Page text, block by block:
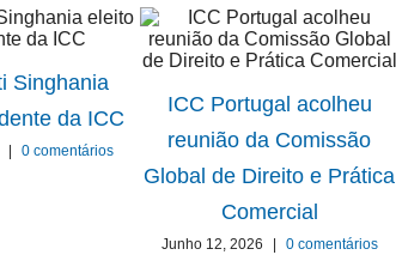
Singhania
da ICC
| 0 comentários
ICC Portugal acolheu
reunião da Comissão
Global de Direito e Prática
Comercial
Junho 12, 2026 | 0 comentários